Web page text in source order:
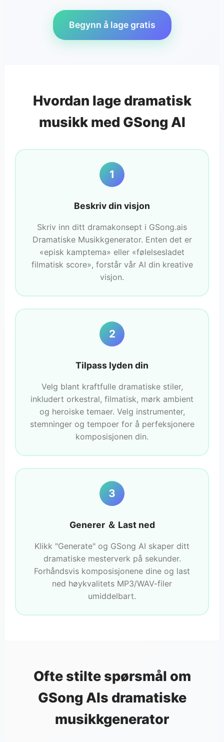
Begynn å lage gratis
Hvordan lage dramatisk
musikk med GSong AI
1
Beskriv din visjon
Skriv inn ditt dramakonsept i GSong.ais
Dramatiske Musikkgenerator. Enten det er
«episk kamptema» eller «følelsesladet
filmatisk score», forstår vår AI din kreative
visjon.
2
Tilpass lyden din
Velg blant kraftfulle dramatiske stiler,
inkludert orkestral, filmatisk, mørk ambient
og heroiske temaer. Velg instrumenter,
stemninger og tempoer for å perfeksjonere
komposisjonen din.
3
Generer ＆ Last ned
Klikk "Generate" og GSong AI skaper ditt
dramatiske mesterverk på sekunder.
Forhåndsvis komposisjonene dine og last
ned høykvalitets MP3/WAV-filer
umiddelbart.
Ofte stilte spørsmål om
GSong AIs dramatiske
musikkgenerator